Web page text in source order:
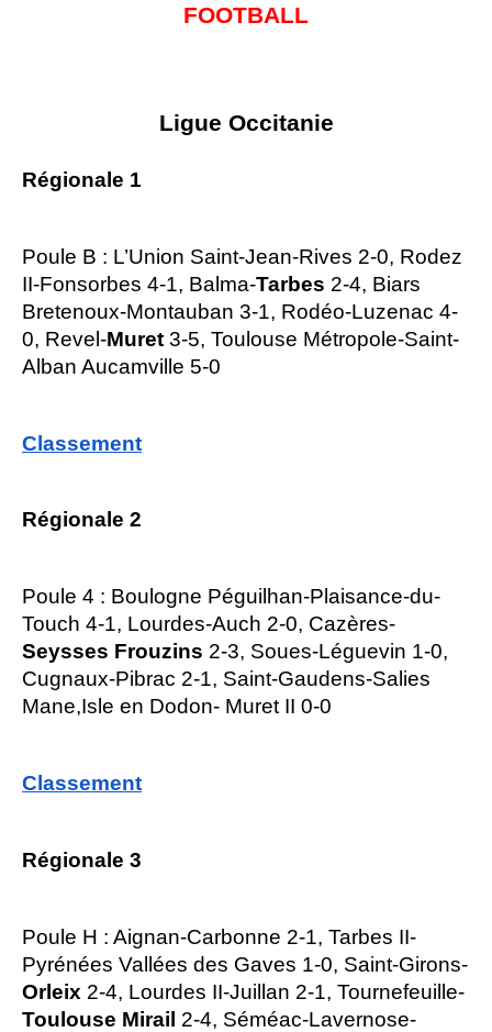
FOOTBALL
Ligue Occitanie
Régionale 1
Poule B : L’Union Saint-Jean-Rives 2-0, Rodez
II-Fonsorbes 4-1, Balma-Tarbes 2-4, Biars
Bretenoux-Montauban 3-1, Rodéo-Luzenac 4-
0, Revel-Muret 3-5, Toulouse Métropole-Saint-
Alban Aucamville 5-0
Classement
Régionale 2
Poule 4 : Boulogne Péguilhan-Plaisance-du-
Touch 4-1, Lourdes-Auch 2-0, Cazères-
Seysses Frouzins 2-3, Soues-Léguevin 1-0,
Cugnaux-Pibrac 2-1, Saint-Gaudens-Salies
Mane,Isle en Dodon- Muret II 0-0
Classement
Régionale 3
Poule H : Aignan-Carbonne 2-1, Tarbes II-
Pyrénées Vallées des Gaves 1-0, Saint-Girons-
Orleix 2-4, Lourdes II-Juillan 2-1, Tournefeuille-
Toulouse Mirail 2-4, Séméac-Lavernose-